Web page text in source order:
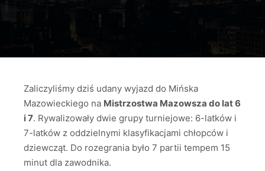
Zaliczyliśmy dziś udany wyjazd do Mińska
Mazowieckiego na Mistrzostwa Mazowsza do lat 6
i 7. Rywalizowały dwie grupy turniejowe: 6-latków i
7-latków z oddzielnymi klasyfikacjami chłopców i
dziewcząt. Do rozegrania było 7 partii tempem 15
minut dla zawodnika.